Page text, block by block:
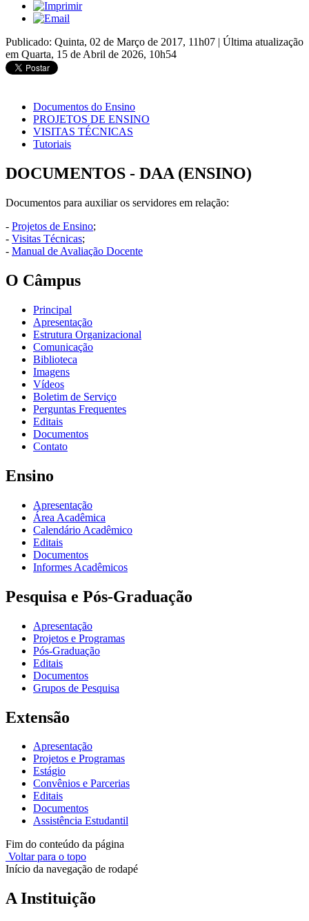
Publicado: Quinta, 02 de Março de 2017, 11h07 | Última atualização
em Quarta, 15 de Abril de 2026, 10h54
Documentos do Ensino
PROJETOS DE ENSINO
VISITAS TÉCNICAS
Tutoriais
DOCUMENTOS - DAA (ENSINO)
Documentos para auxiliar os servidores em relação:
- Projetos de Ensino;
- Visitas Técnicas;
- Manual de Avaliação Docente
O Câmpus
Principal
Apresentação
Estrutura Organizacional
Comunicação
Biblioteca
Imagens
Vídeos
Boletim de Serviço
Perguntas Frequentes
Editais
Documentos
Contato
Ensino
Apresentação
Área Acadêmica
Calendário Acadêmico
Editais
Documentos
Informes Acadêmicos
Pesquisa e Pós-Graduação
Apresentação
Projetos e Programas
Pós-Graduação
Editais
Documentos
Grupos de Pesquisa
Extensão
Apresentação
Projetos e Programas
Estágio
Convênios e Parcerias
Editais
Documentos
Assistência Estudantil
Fim do conteúdo da página
Voltar para o topo
Início da navegação de rodapé
A Instituição